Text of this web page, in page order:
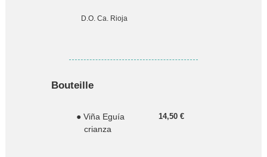
D.O. Ca. Rioja
Bouteille
● Viña Eguía
crianza
14,50 €